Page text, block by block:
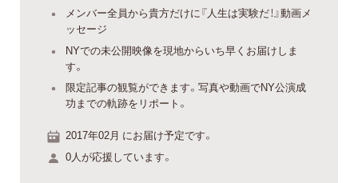
メンバー全員から貴方だけに『人生は実験だ！』動画メ
ッセージ
NYでの未公開映像を現地からいち早くお届けしま
す。
限定記事の観覧ができます。写真や動画でNY公演成
功までの軌跡をリポート。
2017年02月 にお届け予定です。
0人が応援しています。